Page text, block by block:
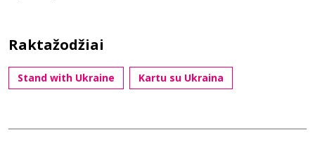
Raktažodžiai
Stand with Ukraine Kartu su Ukraina